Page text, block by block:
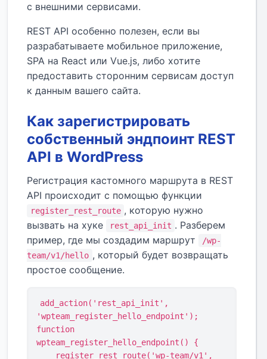
с внешними сервисами.
REST API особенно полезен, если вы
разрабатываете мобильное приложение,
SPA на React или Vue.js, либо хотите
предоставить сторонним сервисам доступ
к данным вашего сайта.
Как зарегистрировать
собственный эндпоинт REST
API в WordPress
Регистрация кастомного маршрута в REST
API происходит с помощью функции
register_rest_route , которую нужно
вызвать на хуке
rest_api_init . Разберем
пример, где мы создадим маршрут
/wp-
team/v1/hello , который будет возвращать
простое сообщение.
add_action('rest_api_init',
'wpteam_register_hello_endpoint');
function
wpteam_register_hello_endpoint() {